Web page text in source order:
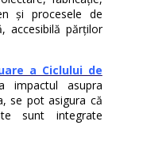
și procesele de
accesibilă părților
a Ciclului de
impactul asupra
se pot asigura că
sunt integrate